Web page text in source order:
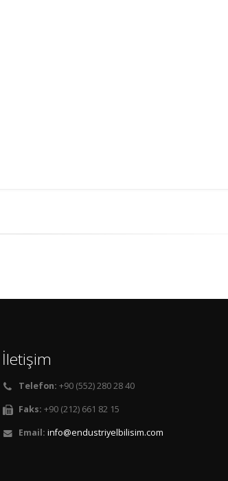
İletişim
Telefon: +90 (552) 280 28 40
Faks: +90 (212) 661 82 15
Email: info@endustriyelbilisim.com